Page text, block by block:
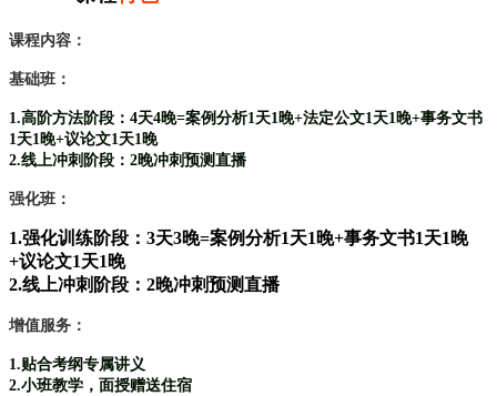
课程内容：
基础班：
1.高阶方法阶段：4天4晚=案例分析1天1晚+法定公文1天1晚+事务文书
1天1晚+议论文1天1晚
2.线上冲刺阶段：2晚冲刺预测直播
强化班：
1.强化训练阶段：3天3晚=案例分析1天1晚+事务文书1天1晚
+议论文1天1晚
2.线上冲刺阶段：2晚冲刺预测直播
增值服务：
1.贴合考纲专属讲义
2.小班教学，面授赠送住宿